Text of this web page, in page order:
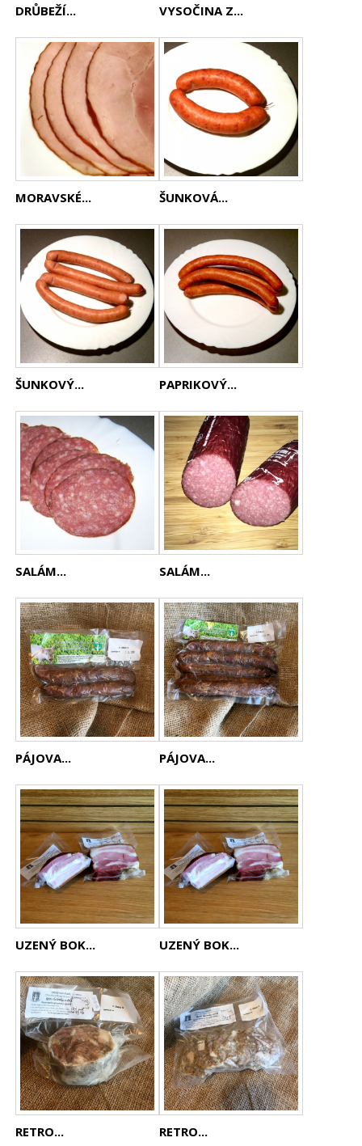
DRŮBEŽÍ... VYSOČINA Z...
MORAVSKÉ... ŠUNKOVÁ...
ŠUNKOVÝ... PAPRIKOVÝ...
SALÁM... SALÁM...
PÁJOVA... PÁJOVA...
UZENÝ BOK... UZENÝ BOK...
RETRO... RETRO...